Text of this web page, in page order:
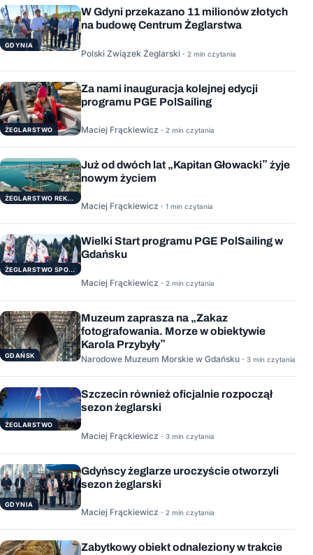
GDYNIA
W Gdyni przekazano 11 milionów złotych
na budowę Centrum Żeglarstwa
Polski Związek Żeglarski · 2 min czytania
ŻEGLARSTWO
Za nami inauguracja kolejnej edycji
programu PGE PolSailing
Maciej Frąckiewicz · 2 min czytania
ŻEGLARSTWO REKERACYJNE
Już od dwóch lat „Kapitan Głowacki” żyje
nowym życiem
Maciej Frąckiewicz · 1 min czytania
ŻEGLARSTWO SPORTOWE
Wielki Start programu PGE PolSailing w
Gdańsku
Maciej Frąckiewicz · 2 min czytania
GDAŃSK
Muzeum zaprasza na „Zakaz
fotografowania. Morze w obiektywie
Karola Przybyły”
Narodowe Muzeum Morskie w Gdańsku · 3 min czytania
ŻEGLARSTWO
Szczecin również oficjalnie rozpoczął
sezon żeglarski
Maciej Frąckiewicz · 3 min czytania
GDYNIA
Gdyńscy żeglarze uroczyście otworzyli
sezon żeglarski
Maciej Frąckiewicz · 2 min czytania
Zabytkowy obiekt odnaleziony w trakcie